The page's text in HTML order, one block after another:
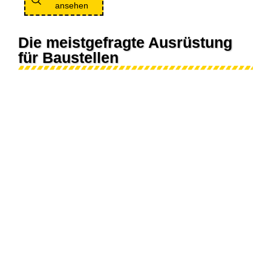
ansehen
Die meistgefragte Ausrüstung
für Baustellen